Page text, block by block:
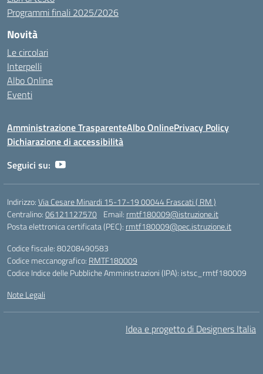
Programmi finali 2025/2026
Novità
Le circolari
Interpelli
Albo Online
Eventi
Amministrazione TrasparenteAlbo OnlinePrivacy Policy
Dichiarazione di accessibilità
Seguici su:
Indirizzo:Via Cesare Minardi 15-17-19 00044 Frascati ( RM )
Centralino:06121127570 Email: rmtf180009@istruzione.it
Posta elettronica certificata (PEC): rmtf180009@pec.istruzione.it
Codice fiscale: 80208490583
Codice meccanografico: RMTF180009
Codice Indice delle Pubbliche Amministrazioni (IPA): istsc_rmtf180009
Note Legali
Idea e progetto di Designers Italia